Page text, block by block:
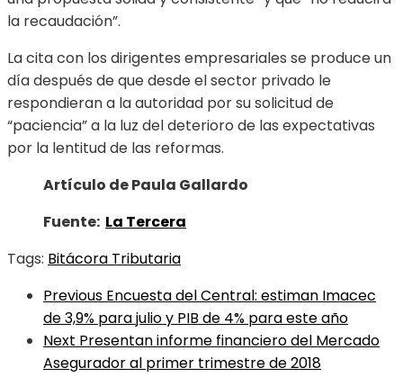
la recaudación”.
La cita con los dirigentes empresariales se produce un
día después de que desde el sector privado le
respondieran a la autoridad por su solicitud de
“paciencia” a la luz del deterioro de las expectativas
por la lentitud de las reformas.
Artículo de Paula Gallardo
Fuente: La Tercera
Tags: Bitácora Tributaria
Previous Encuesta del Central: estiman Imacec
de 3,9% para julio y PIB de 4% para este año
Next Presentan informe financiero del Mercado
Asegurador al primer trimestre de 2018